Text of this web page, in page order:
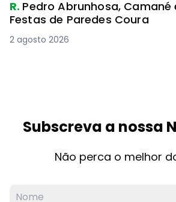
R. Pedro Abrunhosa, Camané
Festas de Paredes Coura
2 agosto 2026
Subscreva a nossa
Não perca o melhor